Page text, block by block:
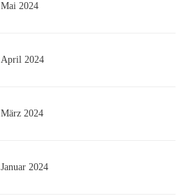
Mai 2024
April 2024
März 2024
Januar 2024